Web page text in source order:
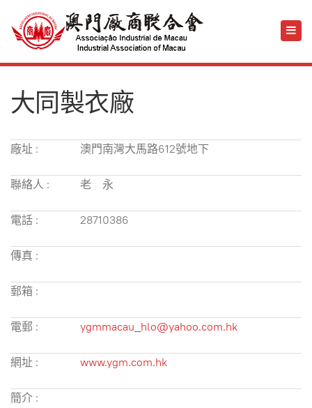
大同製衣廠
廠址 : 澳門南灣大馬路612號地下
聯絡人 : 老 永
電話 : 28710386
傳真 :
郵箱 :
電郵 : ygmmacau_hlo@yahoo.com.hk
網址 : www.ygm.com.hk
簡介 :